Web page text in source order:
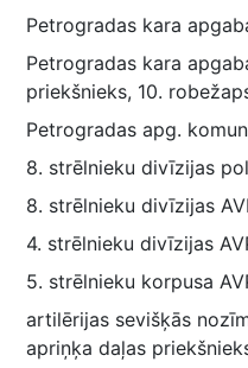
Petrogradas kara
Petrogradas kara
priekšnieks, 10.
Petrogradas apg.
8. strēlnieku divīzijas
8. strēlnieku divīzijas
4. strēlnieku divīzijas
5. strēlnieku korpusa
artilērijas sevišķās
apriņķa daļas